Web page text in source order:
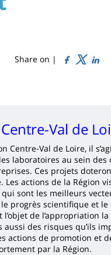
Share on |
Val de
Centre-Val de Loire, il
laboratoires au sein
Ces projets
Les actions de la Région
sont les meilleurs
progrès scientifique et
l’objet de l’appropriation
aussi des risques qu’ils
actions de promotion et
par la Région.